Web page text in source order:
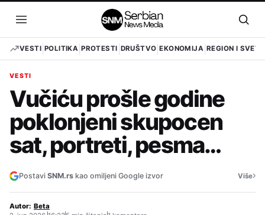
sadržaj
Otvori
meni
VESTI POLITIKA PROTESTI DRUŠTVO EKONOMIJA REGION I SVET
VESTI
Vučiću prošle godine
poklonjeni skupocen
sat, portreti, pesma…
Postavi SNM.rs kao omiljeni Google izvor Više›
Autor: Beta